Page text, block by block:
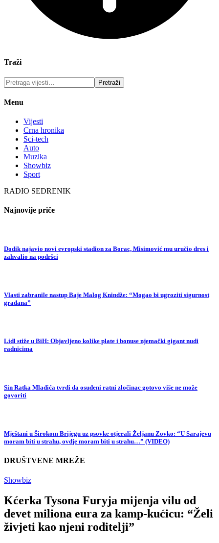
Traži
Menu
Vijesti
Crna hronika
Sci-tech
Auto
Muzika
Showbiz
Sport
RADIO SEDRENIK
Najnovije priče
Dodik najavio novi evropski stadion za Borac, Misimović mu uručio dres i
zahvalio na podršci
Vlasti zabranile nastup Baje Malog Knindže: “Mogao bi ugroziti sigurnost
građana”
Lidl stiže u BiH: Objavljeno kolike plate i bonuse njemački gigant nudi
radnicima
Sin Ratka Mladića tvrdi da osuđeni ratni zločinac gotovo više ne može
govoriti
Mještani u Širokom Brijegu uz psovke otjerali Željanu Zovko: “U Sarajevu
moram biti u strahu, ovdje moram biti u strahu…” (VIDEO)
DRUŠTVENE MREŽE
Showbiz
Kćerka Tysona Furyja mijenja vilu od
devet miliona eura za kamp-kućicu: “Želi
živjeti kao njeni roditelji”